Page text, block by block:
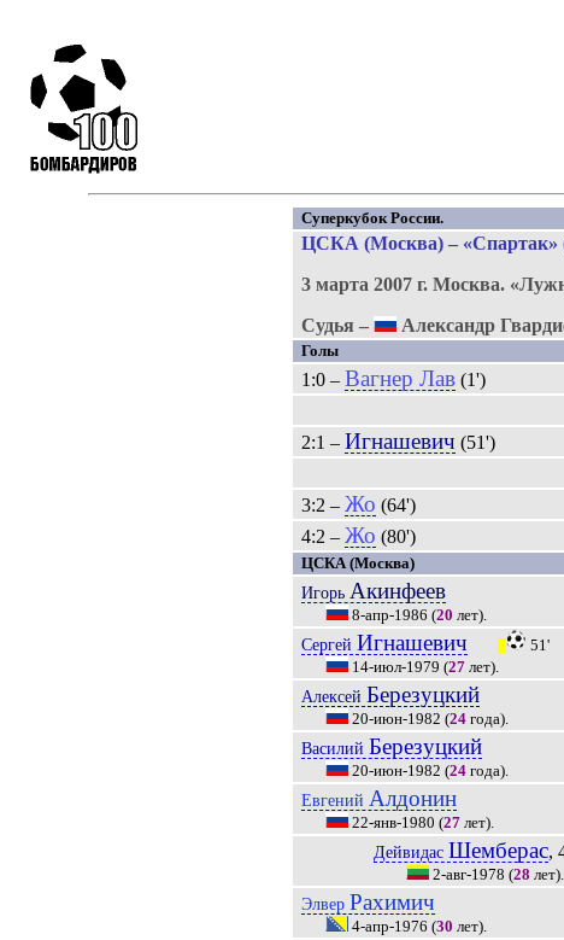
Суперкубок России.
ЦСКА (Москва) – «Спартак»
3 марта 2007 г. Москва.
Судья –
Александр
Голы
1:0 – Вагнер Лав (1')
2:1 – Игнашевич (51')
3:2 – Жо (64')
4:2 – Жо (80')
ЦСКА (Москва)
Игорь Акинфеев
8-апр-1986 (20 лет).
Сергей Игнашевич
51'
14-июл-1979 (27 лет).
Алексей Березуцкий
20-июн-1982 (24 года).
Василий Березуцкий
20-июн-1982 (24 года).
Евгений Алдонин
22-янв-1980 (27 лет).
Дейвидас Шемберас,
2-авг-1978 (28 лет).
Элвер Рахимич
4-апр-1976 (30 лет).